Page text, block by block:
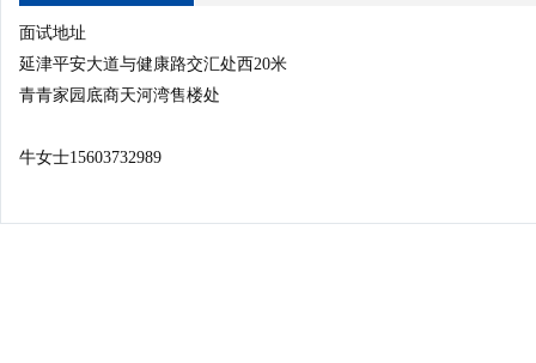
面试地址
延津平安大道与健康路交汇处西20米
青青家园底商天河湾售楼处
牛女士15603732989